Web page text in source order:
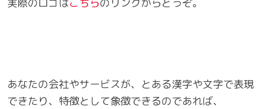
あなたの会社やサービスが、とある漢字や文字で表現
できたり、特徴として象徴できるのであれば、